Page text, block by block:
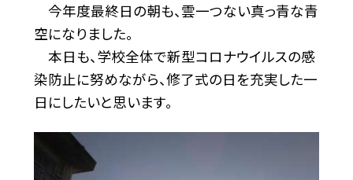
今年度最終日の朝も、雲一つない真っ青な青
空になりました。
本日も、学校全体で新型コロナウイルスの感
染防止に努めながら、修了式の日を充実した一
日にしたいと思います。